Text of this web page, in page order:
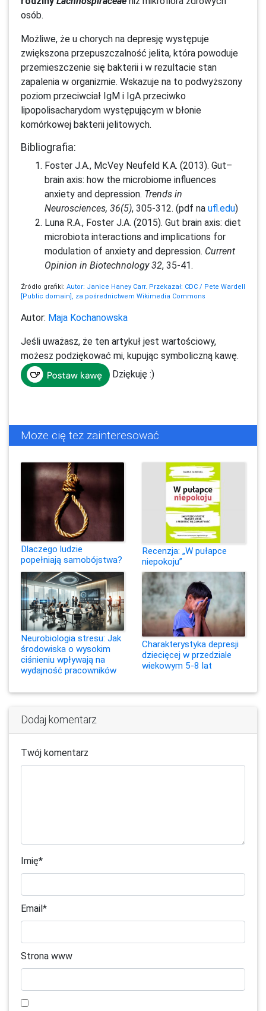
osób.
Możliwe, że u chorych na depresję występuje
zwiększona przepuszczalność jelita, która powoduje
przemieszczenie się bakterii i w rezultacie stan
zapalenia w organizmie. Wskazuje na to podwyższony
poziom przeciwciał IgM i IgA przeciwko
lipopolisacharydom występującym w błonie
komórkowej bakterii jelitowych.
Bibliografia:
Foster J.A., McVey Neufeld K.A. (2013). Gut–
brain axis: how the microbiome influences
anxiety and depression. Trends in
Neurosciences, 36(5), 305-312. (pdf na ufl.edu)
Luna R.A., Foster J.A. (2015). Gut brain axis: diet
microbiota interactions and implications for
modulation of anxiety and depression. Current
Opinion in Biotechnology 32, 35-41.
Źródło grafiki: Autor: Janice Haney Carr. Przekazał: CDC / Pete Wardell
[Public domain], za pośrednictwem Wikimedia Commons
Autor: Maja Kochanowska
Jeśli uważasz, że ten artykuł jest wartościowy,
możesz podziękować mi, kupując symboliczną kawę.
Dziękuję :)
Może cię też zainteresować
Dlaczego ludzie
popełniają samobójstwa?
Recenzja: „W pułapce
niepokoju”
Neurobiologia stresu: Jak
środowiska o wysokim
ciśnieniu wpływają na
wydajność pracowników
Charakterystyka depresji
dziecięcej w przedziale
wiekowym 5-8 lat
Dodaj komentarz
Twój komentarz
Imię*
Email*
Strona www